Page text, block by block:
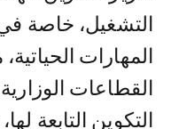
التشغيل، خاصة
المهارات
القطاعات
التكوين التابعة